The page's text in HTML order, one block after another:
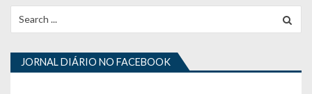
o
d
e
for:
JORNAL DIÁRIO NO FACEBOOK